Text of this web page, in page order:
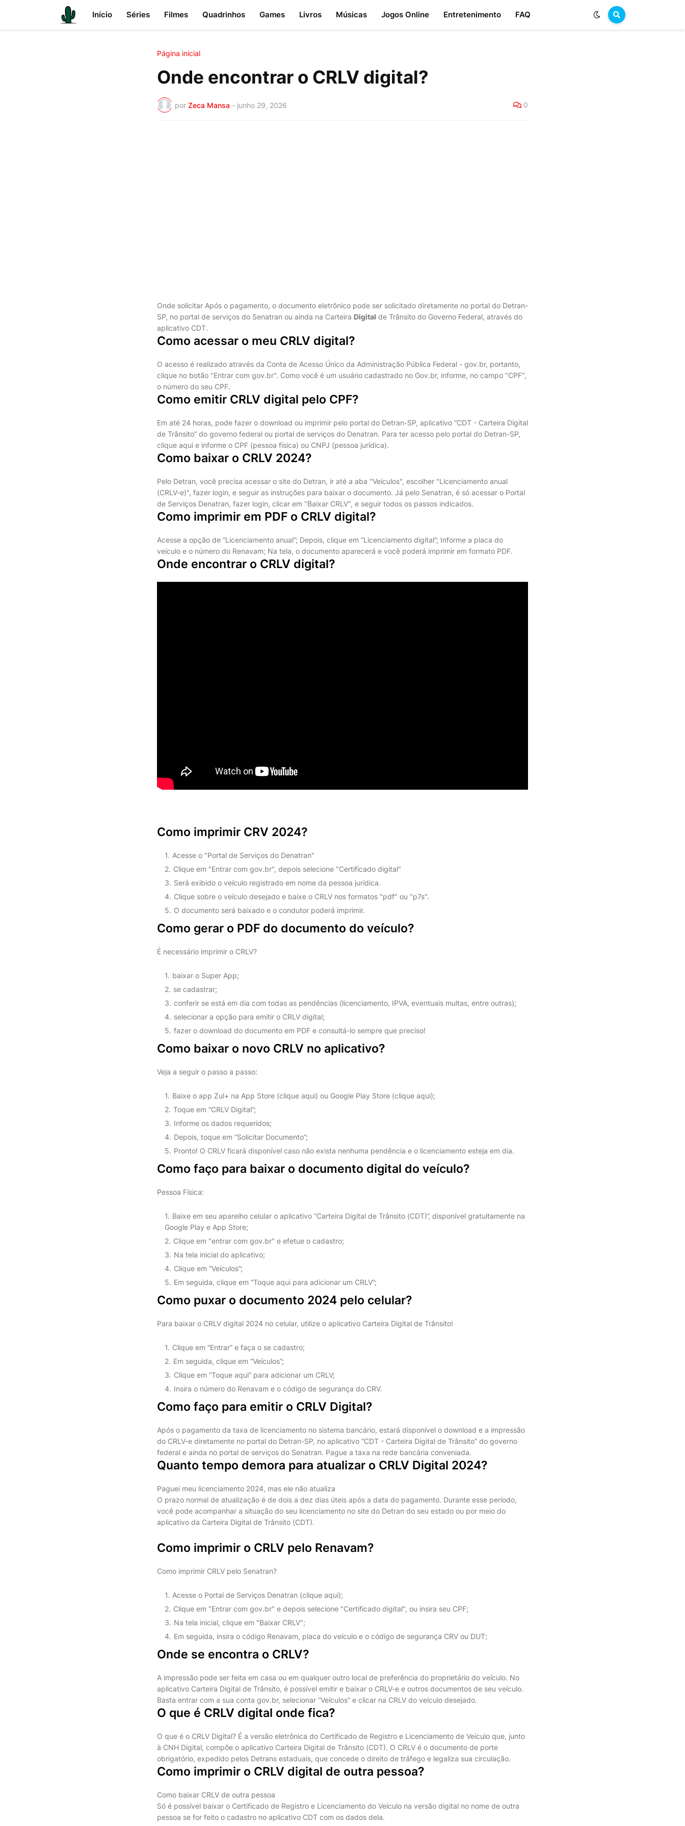
Início Séries Filmes Quadrinhos Games Livros Músicas Jogos Online Entretenimento FAQ
Página inicial
Onde encontrar o CRLV digital?
por Zeca Mansa - junho 29, 2026 0
Onde solicitar Após o pagamento, o documento eletrônico pode ser solicitado diretamente no portal do Detran-
SP, no portal de serviços do Senatran ou ainda na Carteira Digital de Trânsito do Governo Federal, através do
aplicativo CDT.
Como acessar o meu CRLV digital?
O acesso é realizado através da Conta de Acesso Único da Administração Pública Federal - gov.br, portanto,
clique no botão "Entrar com gov.br". Como você é um usuário cadastrado no Gov.br, informe, no campo "CPF",
o número do seu CPF.
Como emitir CRLV digital pelo CPF?
Em até 24 horas, pode fazer o download ou imprimir pelo portal do Detran-SP, aplicativo “CDT - Carteira Digital
de Trânsito” do governo federal ou portal de serviços do Denatran. Para ter acesso pelo portal do Detran-SP,
clique aqui e informe o CPF (pessoa física) ou CNPJ (pessoa jurídica).
Como baixar o CRLV 2024?
Pelo Detran, você precisa acessar o site do Detran, ir até a aba "Veículos", escolher "Licenciamento anual
(CRLV-e)", fazer login, e seguir as instruções para baixar o documento. Já pelo Senatran, é só acessar o Portal
de Serviços Denatran, fazer login, clicar em "Baixar CRLV", e seguir todos os passos indicados.
Como imprimir em PDF o CRLV digital?
Acesse a opção de “Licenciamento anual”; Depois, clique em “Licenciamento digital”; Informe a placa do
veículo e o número do Renavam; Na tela, o documento aparecerá e você poderá imprimir em formato PDF.
Onde encontrar o CRLV digital?
Como imprimir CRV 2024?
Acesse o "Portal de Serviços do Denatran"
Clique em "Entrar com gov.br", depois selecione "Certificado digital"
Será exibido o veículo registrado em nome da pessoa jurídica.
Clique sobre o veículo desejado e baixe o CRLV nos formatos "pdf" ou "p7s".
O documento será baixado e o condutor poderá imprimir.
Como gerar o PDF do documento do veículo?
É necessário imprimir o CRLV?
baixar o Super App;
se cadastrar;
conferir se está em dia com todas as pendências (licenciamento, IPVA, eventuais multas, entre outras);
selecionar a opção para emitir o CRLV digital;
fazer o download do documento em PDF e consultá-lo sempre que preciso!
Como baixar o novo CRLV no aplicativo?
Veja a seguir o passo a passo:
Baixe o app Zul+ na App Store (clique aqui) ou Google Play Store (clique aqui);
Toque em “CRLV Digital”;
Informe os dados requeridos;
Depois, toque em “Solicitar Documento”;
Pronto! O CRLV ficará disponível caso não exista nenhuma pendência e o licenciamento esteja em dia.
Como faço para baixar o documento digital do veículo?
Pessoa Física:
Baixe em seu aparelho celular o aplicativo “Carteira Digital de Trânsito (CDT)”, disponível gratuitamente na
Google Play e App Store;
Clique em "entrar com gov.br" e efetue o cadastro;
Na tela inicial do aplicativo;
Clique em “Veículos”;
Em seguida, clique em “Toque aqui para adicionar um CRLV”;
Como puxar o documento 2024 pelo celular?
Para baixar o CRLV digital 2024 no celular, utilize o aplicativo Carteira Digital de Trânsito!
Clique em “Entrar” e faça o se cadastro;
Em seguida, clique em “Veículos”;
Clique em “Toque aqui” para adicionar um CRLV;
Insira o número do Renavam e o código de segurança do CRV.
Como faço para emitir o CRLV Digital?
Após o pagamento da taxa de licenciamento no sistema bancário, estará disponível o download e a impressão
do CRLV-e diretamente no portal do Detran-SP, no aplicativo “CDT - Carteira Digital de Trânsito” do governo
federal e ainda no portal de serviços do Senatran. Pague a taxa na rede bancária conveniada.
Quanto tempo demora para atualizar o CRLV Digital 2024?
Paguei meu licenciamento 2024, mas ele não atualiza
O prazo normal de atualização é de dois a dez dias úteis após a data do pagamento. Durante esse período,
você pode acompanhar a situação do seu licenciamento no site do Detran do seu estado ou por meio do
aplicativo da Carteira Digital de Trânsito (CDT).
Como imprimir o CRLV pelo Renavam?
Como imprimir CRLV pelo Senatran?
Acesse o Portal de Serviços Denatran (clique aqui);
Clique em "Entrar com gov.br" e depois selecione "Certificado digital", ou insira seu CPF;
Na tela inicial, clique em "Baixar CRLV";
Em seguida, insira o código Renavam, placa do veículo e o código de segurança CRV ou DUT;
Onde se encontra o CRLV?
A impressão pode ser feita em casa ou em qualquer outro local de preferência do proprietário do veículo. No
aplicativo Carteira Digital de Trânsito, é possível emitir e baixar o CRLV-e e outros documentos de seu veículo.
Basta entrar com a sua conta gov.br, selecionar “Veículos” e clicar na CRLV do veículo desejado.
O que é CRLV digital onde fica?
O que é o CRLV Digital? É a versão eletrônica do Certificado de Registro e Licenciamento de Veículo que, junto
à CNH Digital, compõe o aplicativo Carteira Digital de Trânsito (CDT). O CRLV é o documento de porte
obrigatório, expedido pelos Detrans estaduais, que concede o direito de tráfego e legaliza sua circulação.
Como imprimir o CRLV digital de outra pessoa?
Como baixar CRLV de outra pessoa
Só é possível baixar o Certificado de Registro e Licenciamento do Veículo na versão digital no nome de outra
pessoa se for feito o cadastro no aplicativo CDT com os dados dela.